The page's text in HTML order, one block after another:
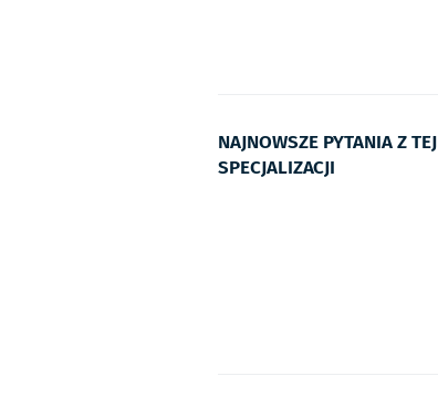
NAJNOWSZE PYTANIA Z TEJ
SPECJALIZACJI